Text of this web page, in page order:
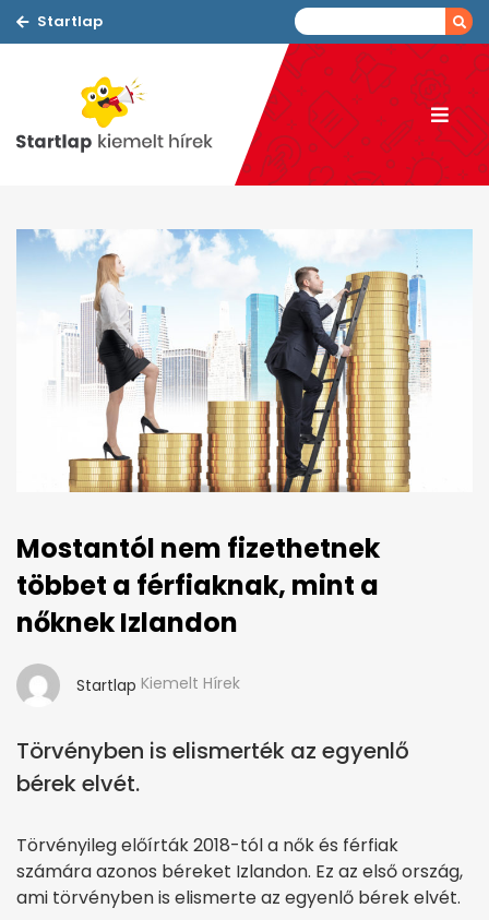
Startlap
Mostantól nem fizethetnek
többet a férfiaknak, mint a
nőknek Izlandon
Startlap Kiemelt Hírek
Törvényben is elismerték az egyenlő
bérek elvét.
Törvényileg előírták 2018-tól a nők és férfiak
számára azonos béreket Izlandon. Ez az első ország,
ami törvényben is elismerte az egyenlő bérek elvét.